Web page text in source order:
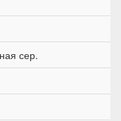
сер.